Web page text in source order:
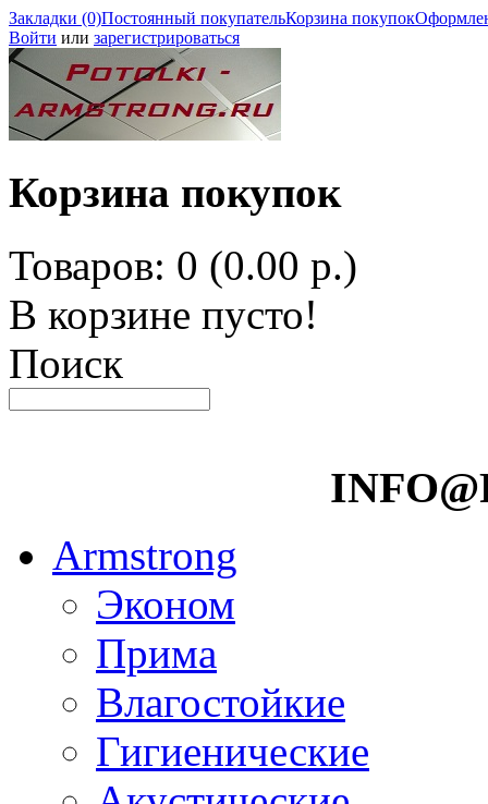
Закладки (0)Постоянный покупательКорзина покупок
Войти или зарегистрироваться
Корзина покупок
Товаров: 0 (0.00 р.)
В корзине пусто!
Поиск
Armstrong
Эконом
Прима
Влагостойкие
Гигиенические